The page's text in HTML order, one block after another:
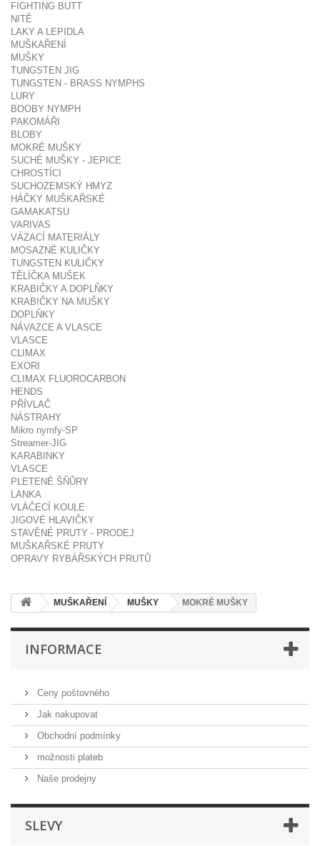
FIGHTING BUTT
NITĚ
LAKY A LEPIDLA
MUŠKAŘENÍ
MUŠKY
TUNGSTEN JIG
TUNGSTEN - BRASS NYMPHS
LURY
BOOBY NYMPH
PAKOMÁŘI
BLOBY
MOKRÉ MUŠKY
SUCHÉ MUŠKY - JEPICE
CHROSTÍCI
SUCHOZEMSKÝ HMYZ
HÁČKY MUŠKAŘSKÉ
GAMAKATSU
VARIVAS
VÁZACÍ MATERIÁLY
MOSAZNÉ KULIČKY
TUNGSTEN KULIČKY
TĚLÍČKA MUŠEK
KRABIČKY A DOPLŇKY
KRABIČKY NA MUŠKY
DOPLŇKY
NÁVAZCE A VLASCE
VLASCE
CLIMAX
EXORI
CLIMAX FLUOROCARBON
HENDS
PŘÍVLAČ
NÁSTRAHY
Mikro nymfy-SP
Streamer-JIG
KARABINKY
VLASCE
PLETENÉ ŠŇŮRY
LANKA
VLÁČECÍ KOULE
JIGOVÉ HLAVIČKY
STAVĚNÉ PRUTY - PRODEJ
MUŠKAŘSKÉ PRUTY
OPRAVY RYBÁŘSKÝCH PRUTŮ
MUŠKAŘENÍ MUŠKY MOKRÉ MUŠKY
INFORMACE
Ceny poštovného
Jak nakupovat
Obchodní podmínky
možnosti plateb
Naše prodejny
SLEVY